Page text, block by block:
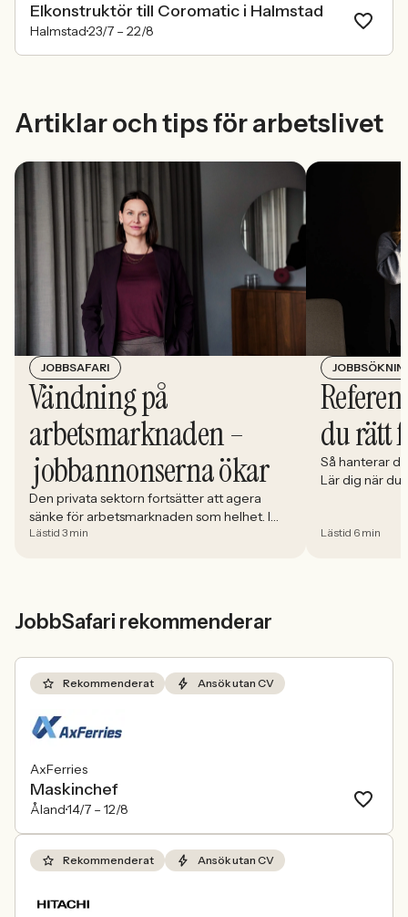
Elkonstruktör till Coromatic i Halmstad
Halmstad23/7 – 22/8
Artiklar och tips för arbetslivet
JOBBSAFARI
Vändning på
arbetsmarknaden –
jobbannonserna ökar
Den privata sektorn fortsätter att agera
sänke för arbetsmarknaden som helhet. I
april minskade antalet jobbannonser i
Lästid 3 min
du rätt
Så hanterar
Lär dig när du
Lästid 6 min
JobbSafari rekommenderar
Rekommenderat Ansök utan CV
AxFerries
Maskinchef
Åland14/7 – 12/8
Rekommenderat Ansök utan CV